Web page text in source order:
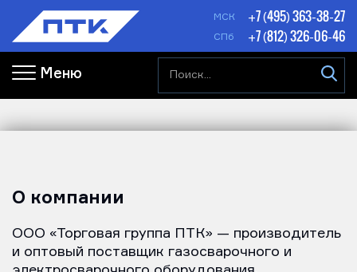
МСК +7 (495) 363-38-27
СПб +7 (812) 326-06-46
Меню
О компании
ООО «Торговая группа ПТК» — производитель
и оптовый поставщик газосварочного и